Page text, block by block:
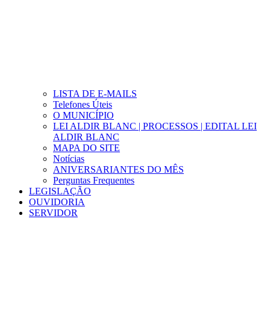
LISTA DE E-MAILS
Telefones Úteis
O MUNICÍPIO
LEI ALDIR BLANC | PROCESSOS | EDITAL LEI
ALDIR BLANC
MAPA DO SITE
Notícias
ANIVERSARIANTES DO MÊS
Perguntas Frequentes
LEGISLAÇÃO
OUVIDORIA
SERVIDOR